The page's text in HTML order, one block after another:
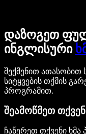
დაზოგეთ
ინგლისური
შექმენით ათასობით
სიტყვების თქმის
პროგრამით.
შეამოწმეთ
ჩაწერეთ თქვენი